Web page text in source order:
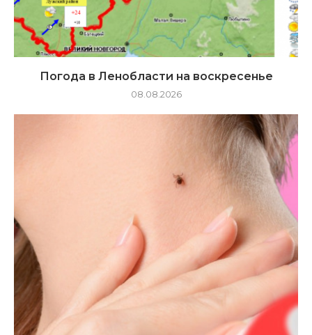
Погода в Ленобласти на воскресенье
08.08.2026